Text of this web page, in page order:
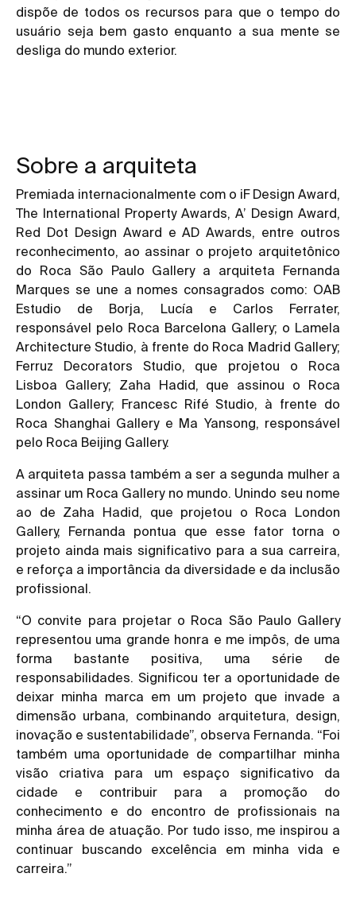
dispõe de todos os recursos para que o tempo do
usuário seja bem gasto enquanto a sua mente se
desliga do mundo exterior.
Sobre a arquiteta
Premiada internacionalmente com o iF Design Award,
The International Property Awards, A’ Design Award,
Red Dot Design Award e AD Awards, entre outros
reconhecimento, ao assinar o projeto arquitetônico
do Roca São Paulo Gallery a arquiteta Fernanda
Marques se une a nomes consagrados como: OAB
Estudio de Borja, Lucía e Carlos Ferrater,
responsável pelo Roca Barcelona Gallery; o Lamela
Architecture Studio, à frente do Roca Madrid Gallery;
Ferruz Decorators Studio, que projetou o Roca
Lisboa Gallery; Zaha Hadid, que assinou o Roca
London Gallery; Francesc Rifé Studio, à frente do
Roca Shanghai Gallery e Ma Yansong, responsável
pelo Roca Beijing Gallery.
A arquiteta passa também a ser a segunda mulher a
assinar um Roca Gallery no mundo. Unindo seu nome
ao de Zaha Hadid, que projetou o Roca London
Gallery, Fernanda pontua que esse fator torna o
projeto ainda mais significativo para a sua carreira,
e reforça a importância da diversidade e da inclusão
profissional.
“O convite para projetar o Roca São Paulo Gallery
representou uma grande honra e me impôs, de uma
forma bastante positiva, uma série de
responsabilidades. Significou ter a oportunidade de
deixar minha marca em um projeto que invade a
dimensão urbana, combinando arquitetura, design,
inovação e sustentabilidade”, observa Fernanda. “Foi
também uma oportunidade de compartilhar minha
visão criativa para um espaço significativo da
cidade e contribuir para a promoção do
conhecimento e do encontro de profissionais na
minha área de atuação. Por tudo isso, me inspirou a
continuar buscando excelência em minha vida e
carreira.”